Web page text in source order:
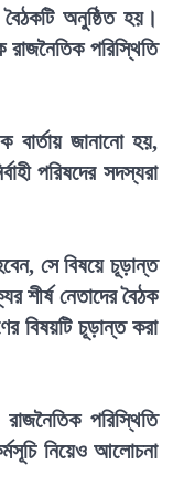
অনুষ্ঠিত হয়।
রাজনৈতিক পরিস্থিতি
বার্তায় জানানো হয়,
পরিষদের সদস্যরা
সে বিষয়ে চূড়ান্ত
শীর্ষ নেতাদের বৈঠক
বিষয়টি চূড়ান্ত করা
পরিস্থিতি
নিয়েও আলোচনা